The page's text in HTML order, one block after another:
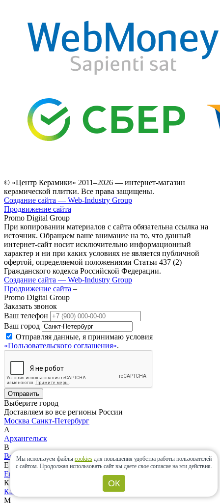
© «Центр Керамики» 2011–2026 — интернет-магазин
керамической плитки. Все права защищены.
Создание сайта — Web‑Industry Group
Продвижение сайта –
Promo Digital Group
При копировании материалов с сайта обязательна ссылка на
источник. Обращаем ваше внимание на то, что данный
интернет-сайт носит исключительно информационный
характер и ни при каких условиях не является публичной
офертой, определяемой положениями Статьи 437 (2)
Гражданского кодекса Российской Федерации.
Создание сайта — Web‑Industry Group
Продвижение сайта –
Promo Digital Group
Заказать звонок
Ваш телефон
Ваш город
Отправляя данные, я принимаю условия
«Пользовательского соглашения».
Отправить
Выберите город
Доставляем во все регионы России
Москва Санкт-Петербург
А
Архангельск
В
Великий НовгородВладивостокВолгоградВоронеж
Е
Екатеринбург
К
Казань
Красноярск
М
Мы используем файлы cookies для повышения удобства работы пользователей
с сайтом. Продолжая использовать сайт вы даете свое согласие на эти действия.
ОК